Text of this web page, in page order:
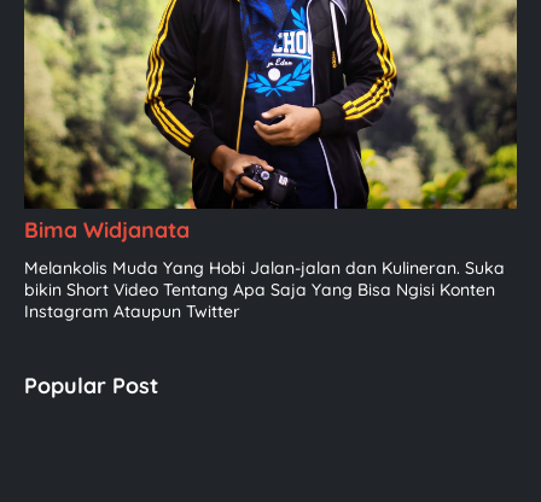
Bima Widjanata
Melankolis Muda Yang Hobi Jalan-jalan dan Kulineran. Suka
bikin Short Video Tentang Apa Saja Yang Bisa Ngisi Konten
Instagram Ataupun Twitter
Popular Post